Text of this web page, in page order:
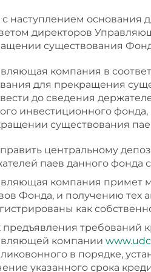
с наступлением основания
директоров
существования
компания в
для прекращения
до сведения
инвестиционного
существования
центральному
паев данного фонда
компания примет
Фонда, и получению тех
как
предъявления требований
компании
в порядке,
указанного срока